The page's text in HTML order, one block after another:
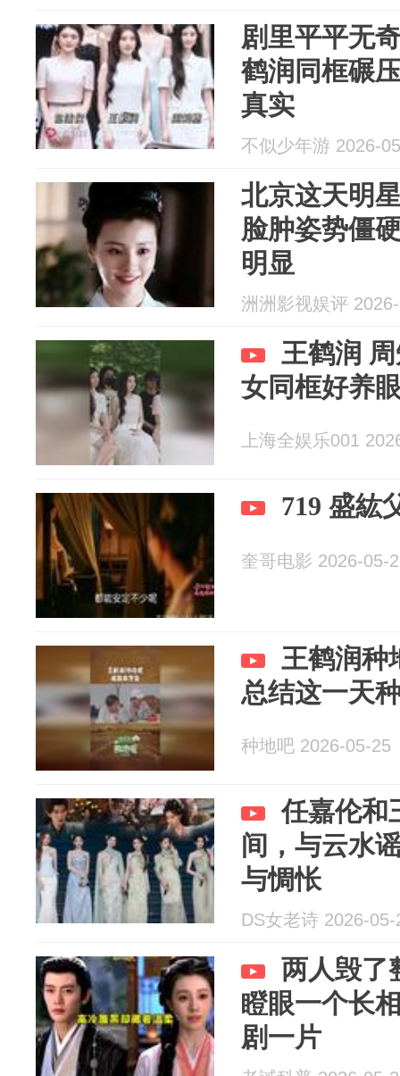
剧里平平无
鹤润同框碾
真实
不似少年游 2026-
北京这天明
脸肿姿势僵
明显
洲洲影视娱评
王鹤润
女同框好养
上海全娱乐001
719 盛紘
奎哥电影 2026-05-
王鹤润种
总结这一天
种地吧 2026-05-25
任嘉伦和
间，与云水
与惆怅
DS女老诗 2026-05-
两人毁了
瞪眼一个长
剧一片